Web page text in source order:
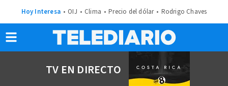
Hoy Interesa OIJ Clima Precio del dólar Rodrigo Chaves
TV EN DIRECTO